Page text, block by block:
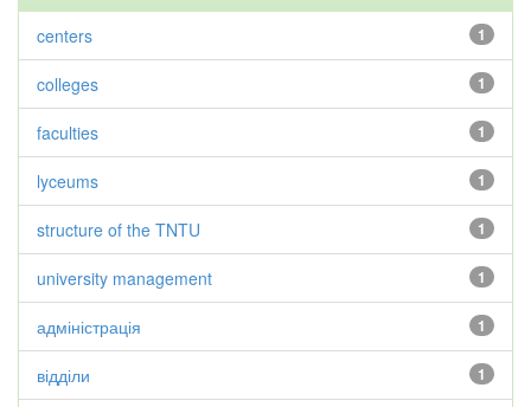
1
centers
1
colleges
1
faculties
1
lyceums
1
structure of the TNTU
1
university management
1
адміністрація
1
відділи